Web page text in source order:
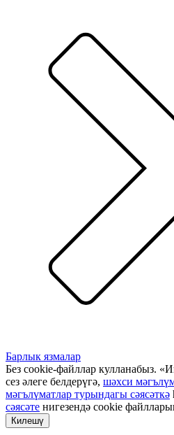
Барлык язмалар
Без cookie-файллар кулланабыз.
сез әлеге белдерүгә, шәхси
мәгълүматлар турындагы сәясәткә
сәясәте нигезендә cookie
Килешү